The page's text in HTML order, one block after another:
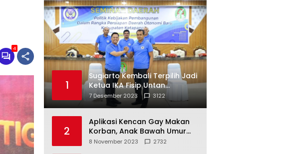
4
1
Sugiarto Kembali Terpilih Jadi
Ketua IKA Fisip Untan
Ketapang
7 Desember 2023 3122
2
Aplikasi Kencan Gay Makan
Korban, Anak Bawah Umur
Jadi Korban Persetubuhan
8 November 2023 2732